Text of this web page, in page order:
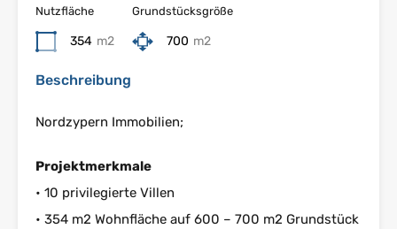
Nutzfläche
354 m2
Grundstücksgröße
700 m2
Beschreibung
Nordzypern Immobilien;
Projektmerkmale
• 10 privilegierte Villen
• 354 m2 Wohnfläche auf 600 – 700 m2 Grundstück